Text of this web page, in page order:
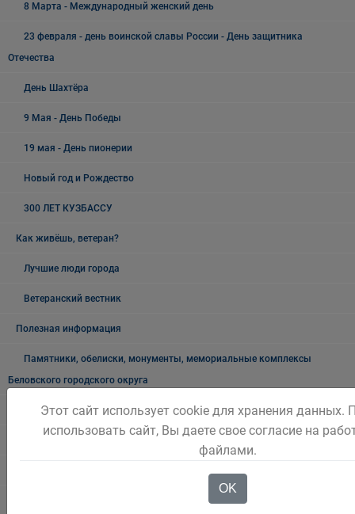
8 Марта - Международный женский день
23 февраля - день воинской славы России - День защитника
Отечества
День Шахтёра
9 Мая - День Победы
19 мая - День пионерии
Новый год и Рождество
300 ЛЕТ КУЗБАССУ
Как живёшь, ветеран?
Лучшие люди города
Ветеранский вестник
Полезная информация
Памятники, обелиски, монументы, мемориальные комплексы
Беловского городского округа
Объявления
Государственные органы и службы информируют
Этот сайт использует cookie для хранения данных.
использовать сайт, Вы даете свое согласие на
файлами.
OK